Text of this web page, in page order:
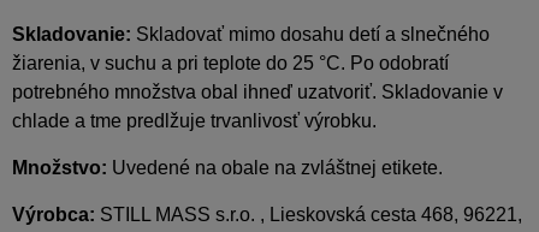
Skladovanie: Skladovať mimo dosahu detí a slnečného
žiarenia, v suchu a pri teplote do 25 °C. Po odobratí
potrebného množstva obal ihneď uzatvoriť. Skladovanie v
chlade a tme predlžuje trvanlivosť výrobku.
Množstvo: Uvedené na obale na zvláštnej etikete.
Výrobca: STILL MASS s.r.o. , Lieskovská cesta 468, 96221,